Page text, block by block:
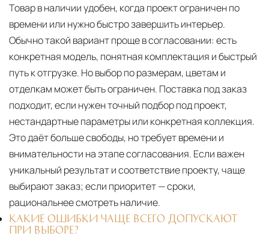
Товар в наличии удобен, когда проект ограничен по
времени или нужно быстро завершить интерьер.
Обычно такой вариант проще в согласовании: есть
конкретная модель, понятная комплектация и быстрый
путь к отгрузке. Но выбор по размерам, цветам и
отделкам может быть ограничен. Поставка под заказ
подходит, если нужен точный подбор под проект,
нестандартные параметры или конкретная коллекция.
Это даёт больше свободы, но требует времени и
внимательности на этапе согласования. Если важен
уникальный результат и соответствие проекту, чаще
выбирают заказ; если приоритет — сроки,
рациональнее смотреть наличие.
КАКИЕ ОШИБКИ ЧАЩЕ ВСЕГО ДОПУСКАЮТ
ПРИ ВЫБОРЕ?